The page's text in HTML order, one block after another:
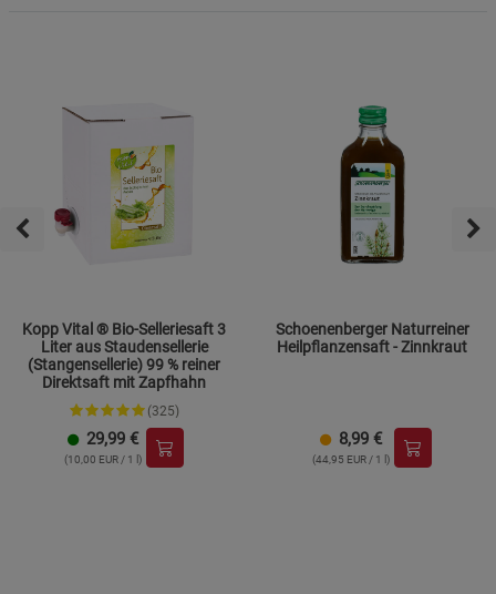
Kopp Vital ® Bio-Selleriesaft 3
Liter aus Staudensellerie
(Stangensellerie) 99 % reiner
Direktsaft mit Zapfhahn
(325)
29,99 €
(10,00 EUR / 1 l)
Schoenenberger Naturreiner
Heilpflanzensaft - Zinnkraut
8,99 €
(44,95 EUR / 1 l)